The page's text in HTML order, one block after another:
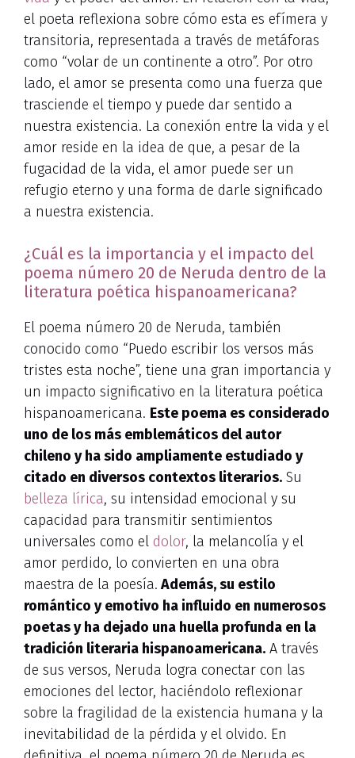
el poeta reflexiona sobre cómo esta es efímera y
transitoria, representada a través de metáforas
como “volar de un continente a otro”. Por otro
lado, el amor se presenta como una fuerza que
trasciende el tiempo y puede dar sentido a
nuestra existencia. La conexión entre la vida y el
amor reside en la idea de que, a pesar de la
fugacidad de la vida, el amor puede ser un
refugio eterno y una forma de darle significado
a nuestra existencia.
¿Cuál es la importancia y el impacto del
poema número 20 de Neruda dentro de la
literatura poética hispanoamericana?
El poema número 20 de Neruda, también
conocido como “Puedo escribir los versos más
tristes esta noche”, tiene una gran importancia y
un impacto significativo en la literatura poética
hispanoamericana. Este poema es considerado
uno de los más emblemáticos del autor
chileno y ha sido ampliamente estudiado y
citado en diversos contextos literarios. Su
belleza lírica, su intensidad emocional y su
capacidad para transmitir sentimientos
universales como el dolor, la melancolía y el
amor perdido, lo convierten en una obra
maestra de la poesía. Además, su estilo
romántico y emotivo ha influido en numerosos
poetas y ha dejado una huella profunda en la
tradición literaria hispanoamericana. A través
de sus versos, Neruda logra conectar con las
emociones del lector, haciéndolo reflexionar
sobre la fragilidad de la existencia humana y la
inevitabilidad de la pérdida y el olvido. En